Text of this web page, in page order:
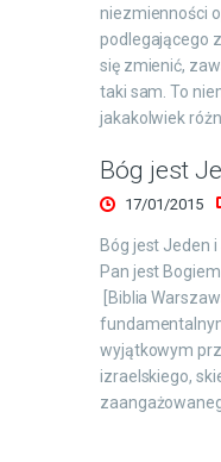
niezmienności
podlegającego
się zmienić,
taki sam. To
jakakolwiek
Bóg jest
17/01/2015
Bóg jest Jeden
Pan jest
[Biblia
wyjątkowym
izraelskiego,